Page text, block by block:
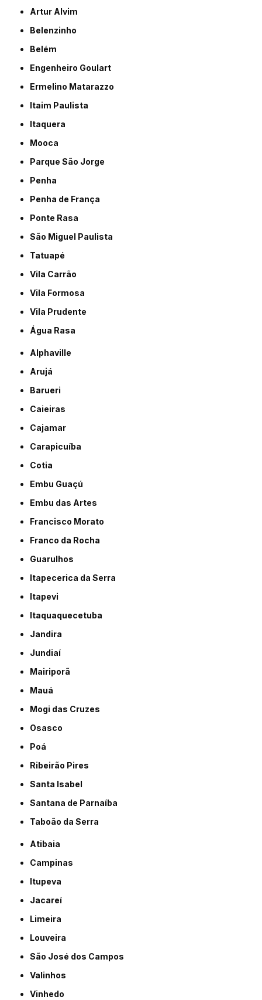
Artur Alvim
Belenzinho
Belém
Engenheiro Goulart
Ermelino Matarazzo
Itaim Paulista
Itaquera
Mooca
Parque São Jorge
Penha
Penha de França
Ponte Rasa
São Miguel Paulista
Tatuapé
Vila Carrão
Vila Formosa
Vila Prudente
Água Rasa
Alphaville
Arujá
Barueri
Caieiras
Cajamar
Carapicuíba
Cotia
Embu Guaçú
Embu das Artes
Francisco Morato
Franco da Rocha
Guarulhos
Itapecerica da Serra
Itapevi
Itaquaquecetuba
Jandira
Jundiaí
Mairiporã
Mauá
Mogi das Cruzes
Osasco
Poá
Ribeirão Pires
Santa Isabel
Santana de Parnaíba
Taboão da Serra
Atibaia
Campinas
Itupeva
Jacareí
Limeira
Louveira
São José dos Campos
Valinhos
Vinhedo